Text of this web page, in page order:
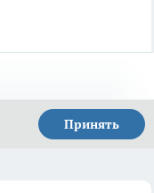
Принять